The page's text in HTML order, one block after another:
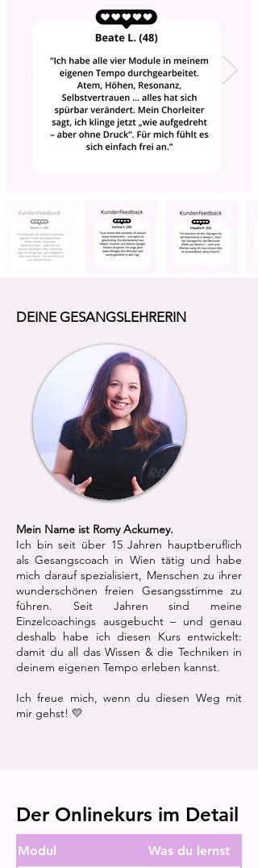
DEINE GESANGSLEHRERIN
Mein Name ist Romy Ackumey.
Ich bin seit über 15 Jahren hauptberuflich
als Gesangscoach in Wien tätig und habe
mich darauf spezialisiert, Menschen zu ihrer
wunderschönen freien Gesangsstimme zu
führen. Seit Jahren sind meine
Einzelcoachings ausgebucht – und genau
deshalb habe ich diesen Kurs entwickelt:
damit du all das Wissen & die Techniken in
deinem eigenen Tempo erleben kannst.
Ich freue mich, wenn du diesen Weg mit
mir gehst! 💛
Der Onlinekurs im Detail
Modul Was du lernst